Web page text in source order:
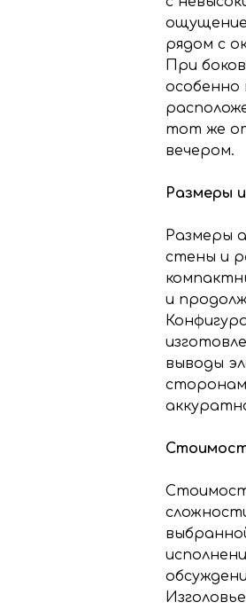
рядом с
При
тот же
вечером.
Размеры
Размеры
стены и
и
выводы